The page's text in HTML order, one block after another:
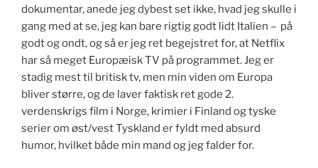
dokumentar, anede jeg dybest set ikke, hvad jeg skulle i
gang med at se, jeg kan bare rigtig godt lidt Italien – på
godt og ondt, og så er jeg ret begejstret for, at Netflix
har så meget Europæisk TV på programmet. Jeg er
stadig mest til britisk tv, men min viden om Europa
bliver større, og de laver faktisk ret gode 2.
verdenskrigs film i Norge, krimier i Finland og tyske
serier om øst/vest Tyskland er fyldt med absurd
humor, hvilket både min mand og jeg falder for.